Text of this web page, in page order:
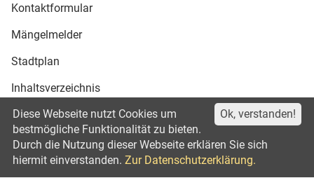
Kontaktformular
Mängelmelder
Stadtplan
Inhaltsverzeichnis
Druckansicht
©2021
Impressum
Datenschutz
Erklärung zur Barrierefreiheit
Ok, verstanden!
Diese Webseite nutzt Cookies um
bestmögliche Funktionalität zu bieten.
Durch die Nutzung dieser Webseite erklären Sie sich
hiermit einverstanden. Zur Datenschutzerklärung.